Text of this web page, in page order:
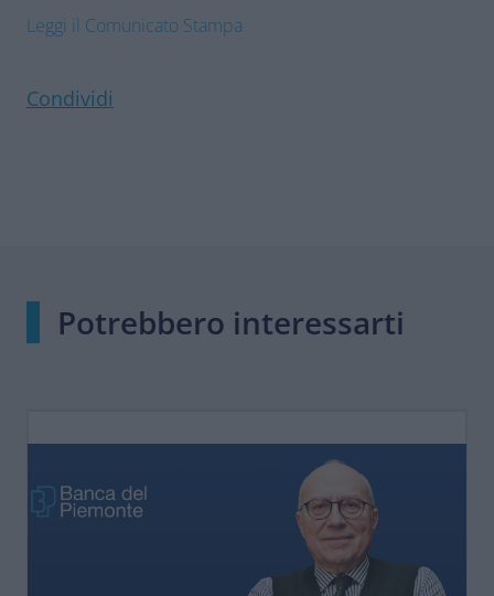
Leggi il Comunicato Stampa
Condividi
Potrebbero interessarti